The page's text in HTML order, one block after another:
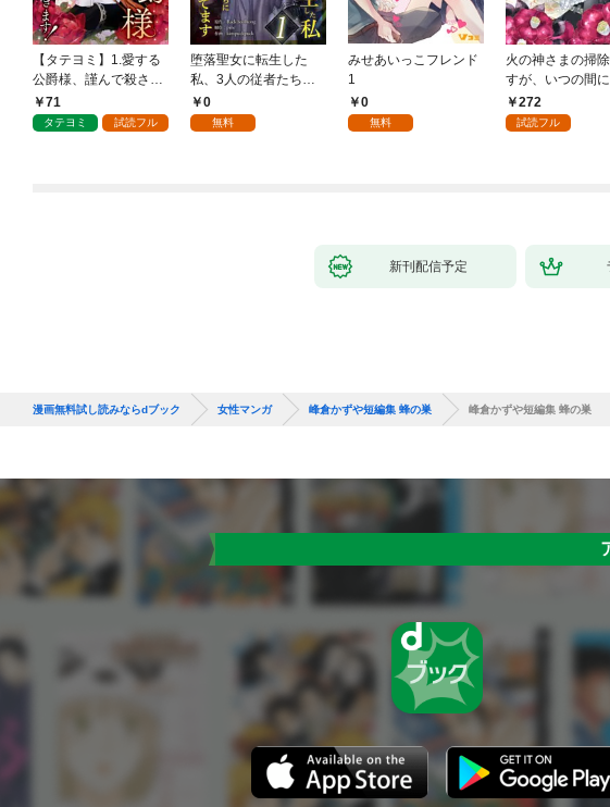
【タテヨミ】1.愛する
公爵様、謹んで殺させ
ていただきます！
71
タテヨミ 試読フル
堕落聖女に転生した
私、3人の従者たちに
抱かれて困ってます 第
1話
0
無料
みせあいっこフレンド
1
0
無料
火の神さまの掃
すが、いつの間
嫁として溺愛され
ます【単話】（１
272
試読フル
新刊配信予定
漫画無料試し読みならdブック 女性マンガ 峰倉かずや短編集 蜂の巣 峰倉かずや短編集 蜂の巣